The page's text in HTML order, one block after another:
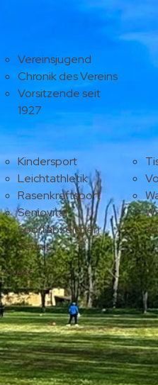
Vereinsjugend
Chronik des Vereins
Vorsitzende seit
1927
Kindersport
Leichtathletik
Rasenkraftsport
Seniovital
Sportabzeichen
Tennis